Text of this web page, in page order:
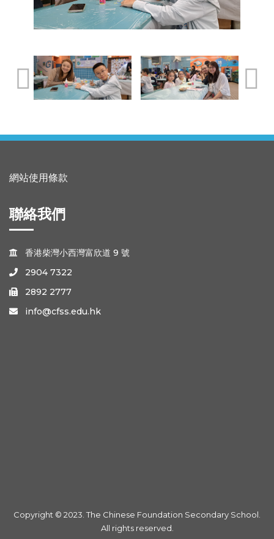
網站使用條款
聯絡我們
 香港柴灣小西灣富欣道 9 號
 2904 7322
 2892 2777
 info@cfss.edu.hk
Copyright © 2023. The Chinese Foundation Secondary School.
All rights reserved.